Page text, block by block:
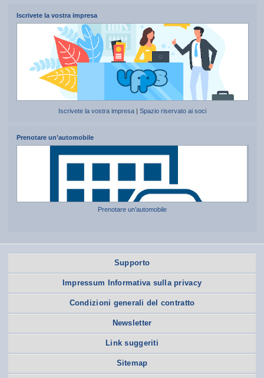
Iscrivete la vostra impresa
Iscrivete la vostra impresa |Spazio riservato ai soci
Prenotare un’automobile
Prenotare un’automobile
Supporto
Impressum Informativa sulla privacy
Condizioni generali del contratto
Newsletter
Link suggeriti
Sitemap